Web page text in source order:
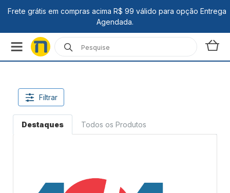
Filtrar
Destaques Todos os Produtos